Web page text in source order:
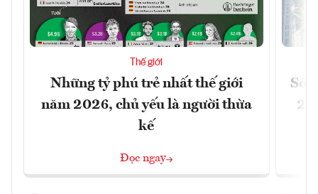
Thế giới
Những tỷ phú trẻ nhất thế giới
năm 2026, chủ yếu là người thừa
kế
Đọc ngay
Số